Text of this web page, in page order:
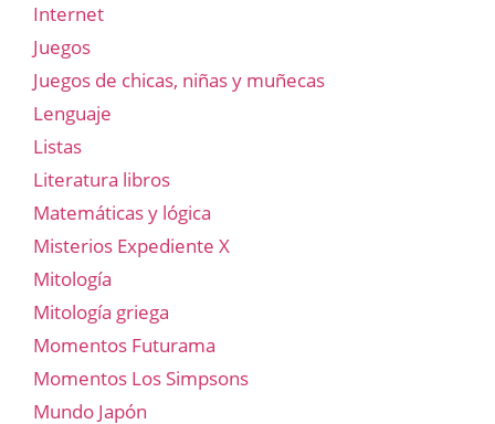
Internet
Juegos
Juegos de chicas, niñas y muñecas
Lenguaje
Listas
Literatura libros
Matemáticas y lógica
Misterios Expediente X
Mitología
Mitología griega
Momentos Futurama
Momentos Los Simpsons
Mundo Japón